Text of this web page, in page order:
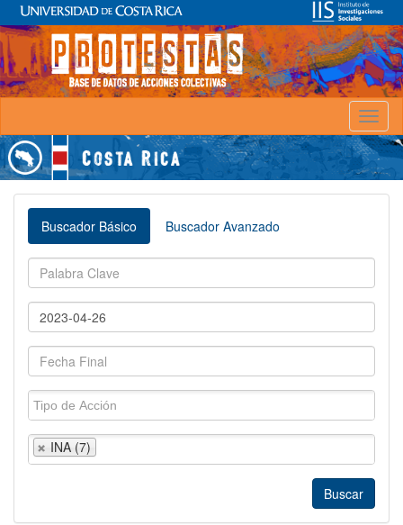
Buscador Básico Buscador Avanzado
INA (7)